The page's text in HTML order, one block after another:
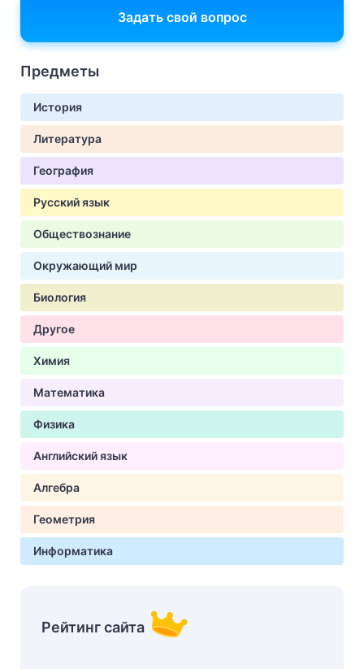
Задать свой вопрос
Предметы
История
Литература
География
Русский язык
Обществознание
Окружающий мир
Биология
Другое
Химия
Математика
Физика
Английский язык
Алгебра
Геометрия
Информатика
Рейтинг сайта